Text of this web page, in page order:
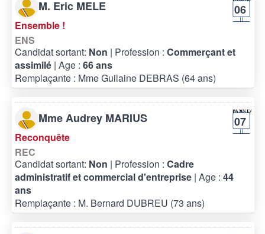
M. Eric MELE 06
Ensemble !
ENS
Candidat sortant: Non | Profession : Commerçant et
assimilé | Age : 66 ans
Remplaçante : Mme Guilaine DEBRAS (64 ans)
Mme Audrey MARIUS 07
Reconquête
REC
Candidat sortant: Non | Profession : Cadre
administratif et commercial d'entreprise | Age : 44
ans
Remplaçante : M. Bernard DUBREU (73 ans)